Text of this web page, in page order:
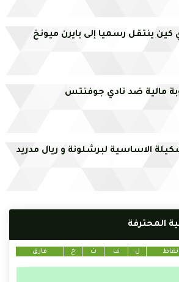
كين ينتقل رسميا إلى بايرن ميونخ
مالية ضد نادي جوفنتس
الاساسية لبرشلونة و ريال مدريد
المحترفة
نقاط ل ف ت خ فارق